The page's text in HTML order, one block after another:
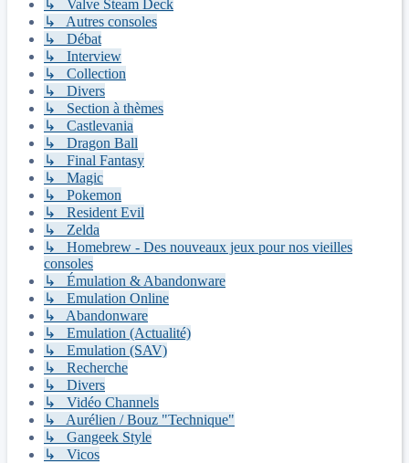
↳ Valve Steam Deck
↳ Autres consoles
↳ Débat
↳ Interview
↳ Collection
↳ Divers
↳ Section à thèmes
↳ Castlevania
↳ Dragon Ball
↳ Final Fantasy
↳ Magic
↳ Pokemon
↳ Resident Evil
↳ Zelda
↳ Homebrew - Des nouveaux jeux pour nos vieilles
consoles
↳ Émulation & Abandonware
↳ Emulation Online
↳ Abandonware
↳ Emulation (Actualité)
↳ Emulation (SAV)
↳ Recherche
↳ Divers
↳ Vidéo Channels
↳ Aurélien / Bouz "Technique"
↳ Gangeek Style
↳ Vicos